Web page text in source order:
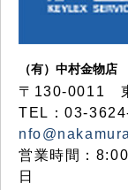
（有）中村金物店
〒130-0011
TEL：03-
営業時間：
日